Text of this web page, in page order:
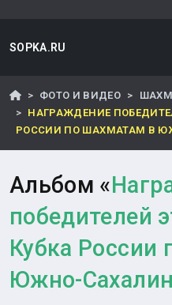
SOPKA.RU
ФОТО И ВИДЕО
НАГРАЖДЕНИЕ
РОССИИ ПО ШАХМАТАМ В
Альбом «
победителей
Кубка России
Южно-